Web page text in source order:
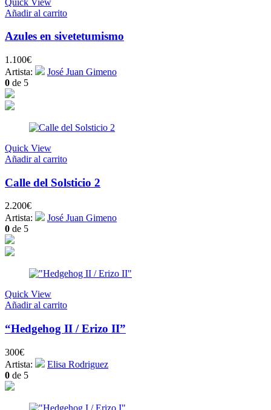
Añadir al carrito
Azules en sivetetumismo
1.100€
Artista:
José Juan Gimeno
0 de 5
Quick View
Añadir al carrito
Calle del Solsticio 2
2.200€
Artista:
José Juan Gimeno
0 de 5
Quick View
Añadir al carrito
“Hedgehog II / Erizo II”
300€
Artista:
Elisa Rodriguez
0 de 5